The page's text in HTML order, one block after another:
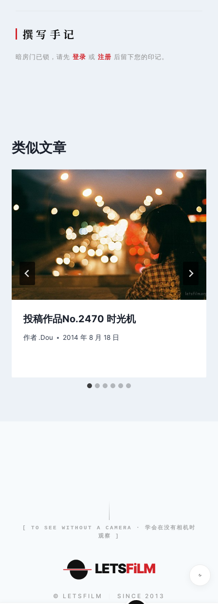
撰 写 手 记
暗房门已锁，请先 登录 或 注册 后留下您的印记。
类似文章
投稿作品No.2470 时光机
作者 .Dou 2014 年 8 月 18 日
[ TO SEE WITHOUT A CAMERA · 学会在没有相机时
观察 ]
LETSFiLM
© LETSFILM SINCE 2013